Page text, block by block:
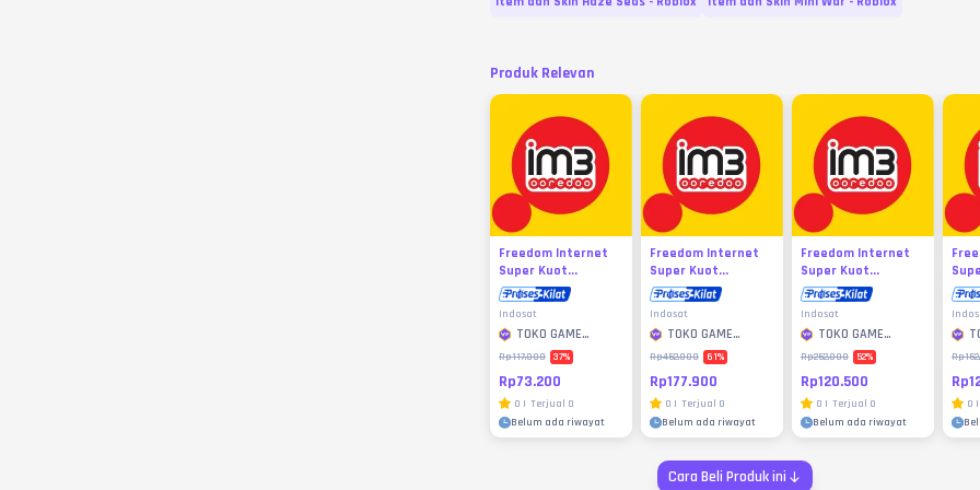
Produk Relevan
Freedom Internet
Super Kuot...
Indosat
TOKO GAME
MURAH
Rp117.000 37%
Rp73.200
0 | Terjual 0
Belum ada riwayat
Freedom Internet
Super Kuot...
Indosat
TOKO GAME
MURAH
Rp452.000 61%
Rp177.900
0 | Terjual 0
Belum ada riwayat
Freedom Internet
Super Kuot...
Indosat
TOKO GAME
MURAH
Rp252.000 52%
Rp120.500
0 | Terjual 0
Belum ada riwayat
0 |
Cara Beli Produk ini